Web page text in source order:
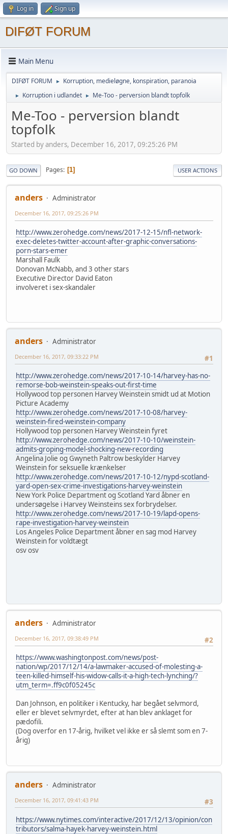
Log in Sign up
DIFØT FORUM
Main Menu
DIFØT FORUM ► Korruption, medieløgne, konspiration, paranoia
► Korruption i udlandet ► Me-Too - perversion blandt topfolk
Me-Too - perversion blandt
topfolk
Started by anders, December 16, 2017, 09:25:26 PM
GO DOWN Pages 1 USER ACTIONS
anders Administrator
December 16, 2017, 09:25:26 PM
http://www.zerohedge.com/news/2017-12-15/nfl-network-
exec-deletes-twitter-account-after-graphic-conversations-
porn-stars-emer
Marshall Faulk
Donovan McNabb, and 3 other stars
Executive Director David Eaton
involveret i sex-skandaler
anders
Administrator
#1
December 16, 2017, 09:33:22 PM
http://www.zerohedge.com/news/2017-10-14/harvey-has-no-
remorse-bob-weinstein-speaks-out-first-time
Hollywood top personen Harvey Weinstein smidt ud at Motion
Picture Academy
http://www.zerohedge.com/news/2017-10-08/harvey-
weinstein-fired-weinstein-company
Hollywood top personen Harvey Weinstein fyret
http://www.zerohedge.com/news/2017-10-10/weinstein-
admits-groping-model-shocking-new-recording
Angelina Jolie og Gwyneth Paltrow beskylder Harvey
Weinstein for seksuelle krænkelser
http://www.zerohedge.com/news/2017-10-12/nypd-scotland-
yard-open-sex-crime-investigations-harvey-weinstein
New York Police Department og Scotland Yard åbner en
undersøgelse i Harvey Weinsteins sex forbrydelser.
http://www.zerohedge.com/news/2017-10-19/lapd-opens-
rape-investigation-harvey-weinstein
Los Angeles Police Department åbner en sag mod Harvey
Weinstein for voldtægt
osv osv
anders
Administrator
#2
December 16, 2017, 09:38:49 PM
https://www.washingtonpost.com/news/post-
nation/wp/2017/12/14/a-lawmaker-accused-of-molesting-a-
teen-killed-himself-his-widow-calls-it-a-high-tech-lynching/?
utm_term=.ff9c0f05245c
Dan Johnson, en politiker i Kentucky, har begået selvmord,
eller er blevet selvmyrdet, efter at han blev anklaget for
pædofili.
(Dog overfor en 17-årig, hvilket vel ikke er så slemt som en 7-
årig)
anders
Administrator
#3
December 16, 2017, 09:41:43 PM
https://www.nytimes.com/interactive/2017/12/13/opinion/con
tributors/salma-hayek-harvey-weinstein.html